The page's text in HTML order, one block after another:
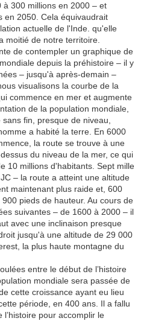
300 millions en 2000 – et
en 2050. Cela équivaudrait
actuelle de l'Inde. qu'elle
moitié de notre territoire.
de contempler un graphique de
depuis la préhistoire – il y
– jusqu'à après-demain –
visualisons la courbe de la
commence en mer et augmente
de la population mondiale,
fin, presque de niveau,
a habité la terre. En 6000
la route se trouve à une
du niveau de la mer, ce qui
10 millions d'habitants. Sept mille
– la route a atteint une altitude
maintenant plus raide et, 600
pieds de hauteur. Au cours de
suivantes – de 1600 à 2000 – il
avec une inclinaison presque
jusqu'à une altitude de 29 000
la plus haute montagne du
entre le début de l’histoire
mondiale sera passée de
cette croissance ayant eu lieu
période, en 400 ans. Il a fallu
pour accomplir le